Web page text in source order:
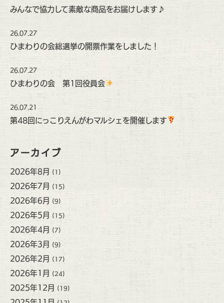
みんなで協力して素敵な商品をお届けします♪
26.07.27
ひまわりの会総選挙の開票作業をしました！
26.07.27
ひまわりの会 第1回役員会
26.07.21
第48回にっこりえんがわマルシェを開催します
アーカイブ
2026年8月 (1)
2026年7月 (15)
2026年6月 (9)
2026年5月 (15)
2026年4月 (7)
2026年3月 (9)
2026年2月 (17)
2026年1月 (24)
2025年12月 (19)